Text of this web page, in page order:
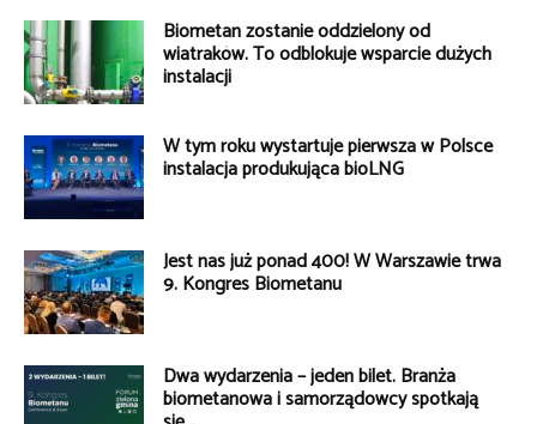
Biometan zostanie oddzielony od
wiatraków. To odblokuje wsparcie dużych
instalacji
W tym roku wystartuje pierwsza w Polsce
instalacja produkująca bioLNG
Jest nas już ponad 400! W Warszawie trwa
9. Kongres Biometanu
Dwa wydarzenia – jeden bilet. Branża
biometanowa i samorządowcy spotkają